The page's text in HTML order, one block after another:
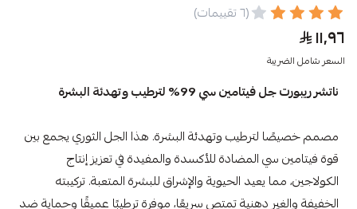
(٦ تقييمات)
١١٫٩٦
السعر شامل الضريبة
ناتشر ريبورت جل فيتامين سي 99% لترطيب وتهدئة البشرة
مصمم خصيصًا لترطيب وتهدئة البشرة. هذا الجل الثوري يجمع بين
قوة فيتامين سي المضادة للأكسدة والمفيدة في تعزيز إنتاج
الكولاجين، مما يعيد الحيوية والإشراق للبشرة المتعبة. تركيبته
الخفيفة والغير دهنية تمتص سريعًا، موفرة ترطيبًا عميقًا وحماية ضد